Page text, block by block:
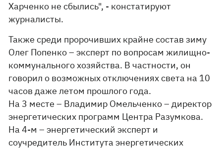
Харченко не сбылись", - констатируют
журналисты.
Также среди пророчивших крайне состав зиму
Олег Попенко – эксперт по вопросам жилищно-
коммунального хозяйства. В частности, он
говорил о возможных отключениях света на 10
часов даже летом прошлого года.
На 3 месте – Владимир Омельченко – директор
энергетических программ Центра Разумкова.
На 4-м – энергетический эксперт и
соучредитель Института энергетических